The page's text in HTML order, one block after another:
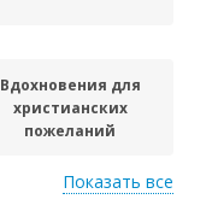
Вдохновения для
христианских
пожеланий
Показать все